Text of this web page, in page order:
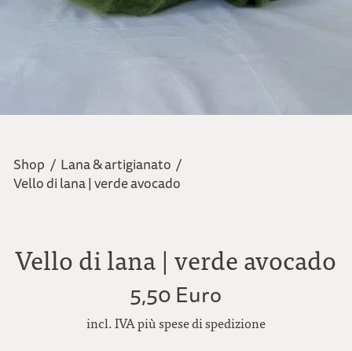
Shop / Lana & artigianato /
Vello di lana | verde avocado
Vello di lana | verde avocado
5,50 Euro
incl. IVA più spese di spedizione